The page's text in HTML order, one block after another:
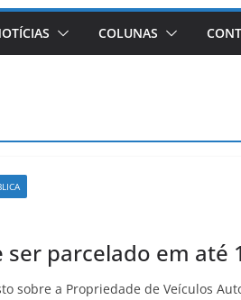
COLUNAS
ser parcelado em até
sobre a Propriedade de Veículos